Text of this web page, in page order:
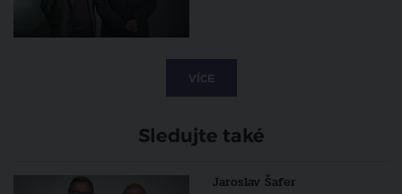
VÍCE
Sledujte také
Jaroslav Šafer